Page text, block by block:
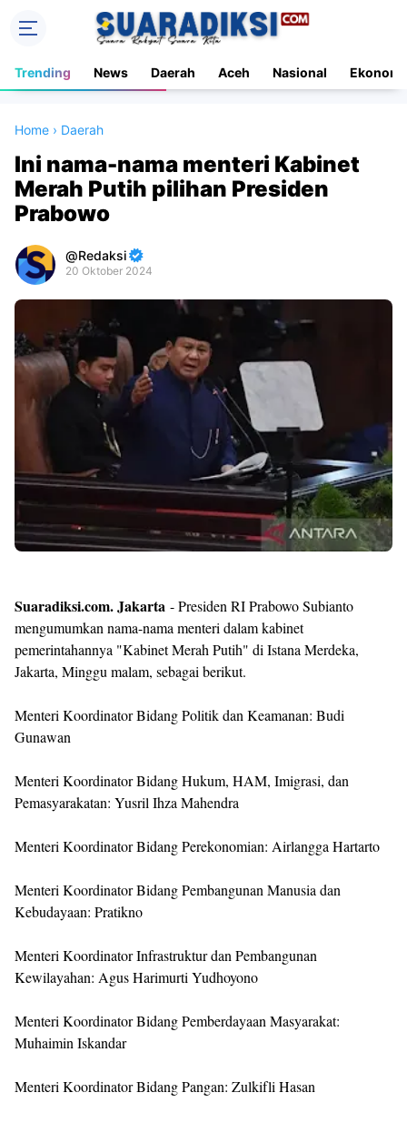
Trending News Daerah Aceh Nasional Ekonomi
Home › Daerah
Ini nama-nama menteri Kabinet
Merah Putih pilihan Presiden
Prabowo
Redaksi
20 Oktober 2024
Premium
Raushan
Design
With
Shroff
Suaradiksi.com. Jakarta - Presiden RI Prabowo Subianto
mengumumkan nama-nama menteri dalam kabinet
pemerintahannya "Kabinet Merah Putih" di Istana Merdeka,
Jakarta, Minggu malam, sebagai berikut.
Menteri Koordinator Bidang Politik dan Keamanan: Budi
Gunawan
Menteri Koordinator Bidang Hukum, HAM, Imigrasi, dan
Pemasyarakatan: Yusril Ihza Mahendra
Menteri Koordinator Bidang Perekonomian: Airlangga Hartarto
Menteri Koordinator Bidang Pembangunan Manusia dan
Kebudayaan: Pratikno
Menteri Koordinator Infrastruktur dan Pembangunan
Kewilayahan: Agus Harimurti Yudhoyono
Menteri Koordinator Bidang Pemberdayaan Masyarakat:
Muhaimin Iskandar
Menteri Koordinator Bidang Pangan: Zulkifli Hasan